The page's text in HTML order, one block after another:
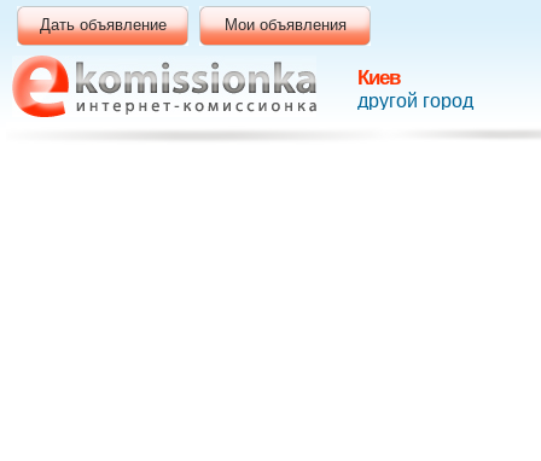
Киев
другой город
Дать объявление Мои объявления